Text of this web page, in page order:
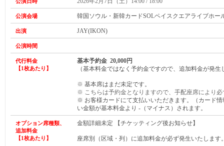
公演会場 韓国ソウル・新韓カードSOLペイスクエアライブホー
出演 JAY(IKON)
公演時間
代行料金
【1枚あたり】
基本予約金 20,000円
（基本料金ではなく予約金ですので、追加料金が発生
※ 基本席はまだ未定です。
※ こちらは予約金となりますので、手配座席により
※ お客様カードにて支払いいただきます。（カード
い金額が基本料金より -（マイナス）されます。
オプション席種類、
追加料金
【1枚あたり】
金額詳細未定 【チケッティング後お知らせ】
座席別（区域・列）に追加料金が必ず発生いたします